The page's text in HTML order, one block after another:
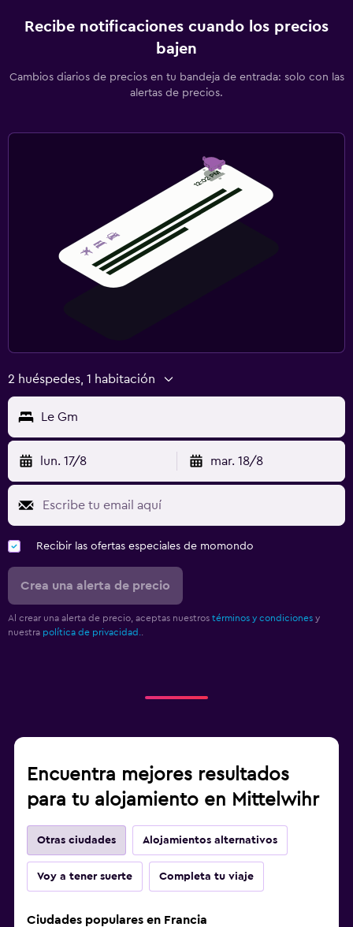
Recibe notificaciones cuando los precios
bajen
Cambios diarios de precios en tu bandeja de entrada: solo con las
alertas de precios.
2 huéspedes, 1 habitación
Le Gm
lun. 17/8 mar. 18/8
Recibir las ofertas especiales de momondo
Crea una alerta de precio
Al crear una alerta de precio, aceptas nuestros términos y condiciones y
nuestra política de privacidad.
Encuentra mejores resultados
para tu alojamiento en Mittelwihr
Otras ciudades Alojamientos alternativos
Voy a tener suerte Completa tu viaje
Ciudades populares en Francia